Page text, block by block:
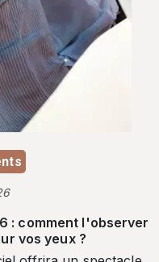
: comment l'observer
vos yeux ?